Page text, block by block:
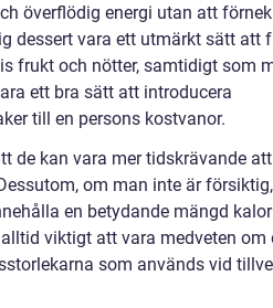
överflödig energi utan att
dessert vara ett utmärkt sätt att
frukt och nötter, samtidigt som
ett bra sätt att introducera
till en persons kostvanor.
de kan vara mer tidskrävande att
om man inte är
en betydande mängd
viktigt att vara medveten om
som används vid